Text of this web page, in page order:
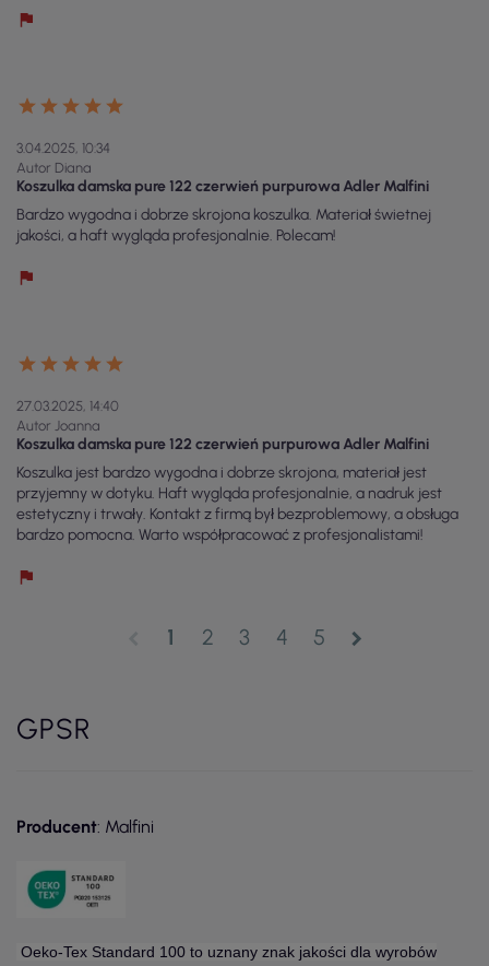
3.04.2025, 10:34
Autor Diana
Koszulka damska pure 122 czerwień purpurowa Adler Malfini
Bardzo wygodna i dobrze skrojona koszulka. Materiał świetnej
jakości, a haft wygląda profesjonalnie. Polecam!
27.03.2025, 14:40
Autor Joanna
Koszulka damska pure 122 czerwień purpurowa Adler Malfini
Koszulka jest bardzo wygodna i dobrze skrojona, materiał jest
przyjemny w dotyku. Haft wygląda profesjonalnie, a nadruk jest
estetyczny i trwały. Kontakt z firmą był bezproblemowy, a obsługa
bardzo pomocna. Warto współpracować z profesjonalistami!
1 2 3 4 5 chevron_right
GPSR
Producent: Malfini
Oeko-Tex Standard 100 to uznany znak jakości dla wyrobów